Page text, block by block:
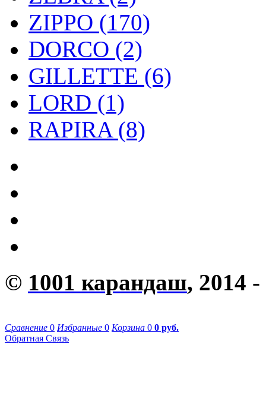
ZIPPO (170)
DORCO (2)
GILLETTE (6)
LORD (1)
RAPIRA (8)
© 1001 карандаш, 2014 -
Сравнение 0 Избранные 0 Корзина 0 0 руб.
Обратная Связь